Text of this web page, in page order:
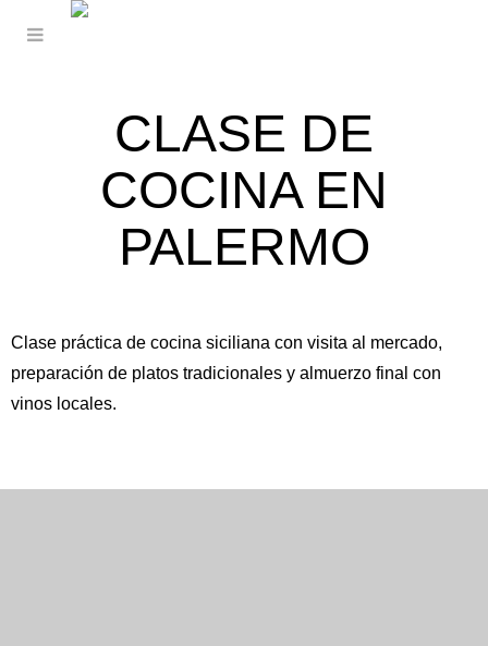
CLASE DE
COCINA EN
PALERMO
Clase práctica de cocina siciliana con visita al mercado,
preparación de platos tradicionales y almuerzo final con
vinos locales.